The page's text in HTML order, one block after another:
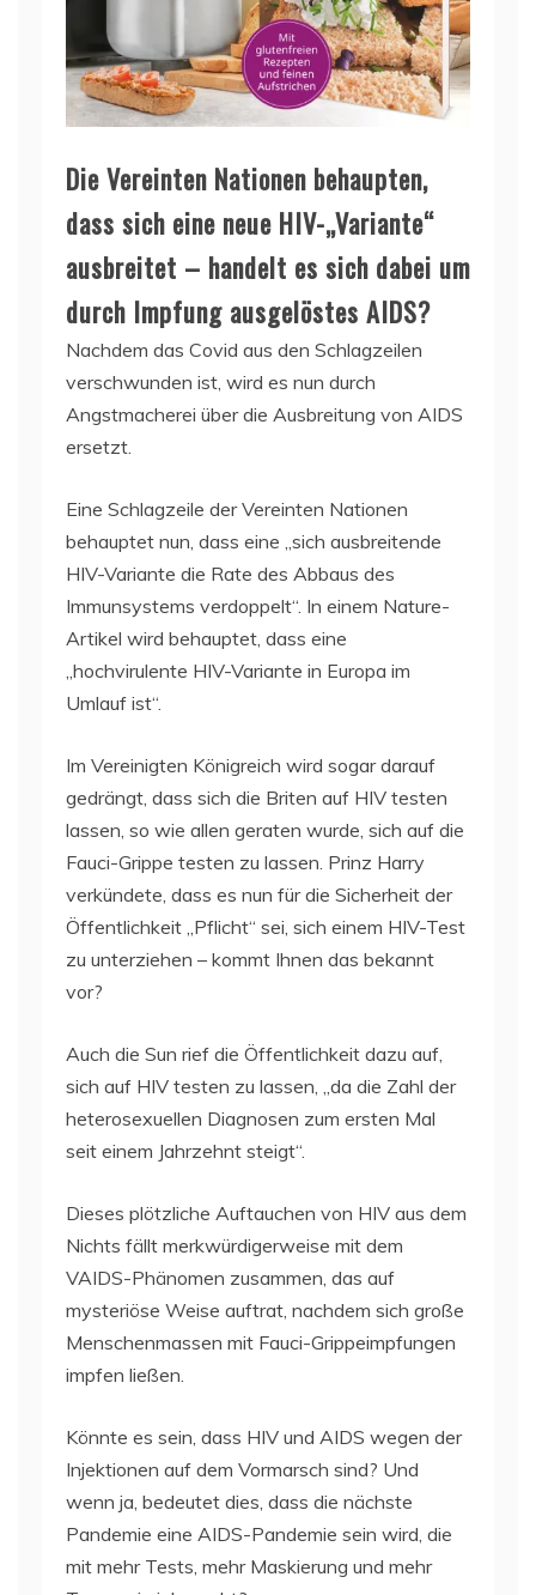
Die Vereinten Nationen behaupten,
dass sich eine neue HIV-„Variante“
ausbreitet – handelt es sich dabei um
durch Impfung ausgelöstes AIDS?
Nachdem das Covid aus den Schlagzeilen
verschwunden ist, wird es nun durch
Angstmacherei über die Ausbreitung von AIDS
ersetzt.
Eine Schlagzeile der Vereinten Nationen
behauptet nun, dass eine „sich ausbreitende
HIV-Variante die Rate des Abbaus des
Immunsystems verdoppelt“. In einem Nature-
Artikel wird behauptet, dass eine
„hochvirulente HIV-Variante in Europa im
Umlauf ist“.
Im Vereinigten Königreich wird sogar darauf
gedrängt, dass sich die Briten auf HIV testen
lassen, so wie allen geraten wurde, sich auf die
Fauci-Grippe testen zu lassen. Prinz Harry
verkündete, dass es nun für die Sicherheit der
Öffentlichkeit „Pflicht“ sei, sich einem HIV-Test
zu unterziehen – kommt Ihnen das bekannt
vor?
Auch die Sun rief die Öffentlichkeit dazu auf,
sich auf HIV testen zu lassen, „da die Zahl der
heterosexuellen Diagnosen zum ersten Mal
seit einem Jahrzehnt steigt“.
Dieses plötzliche Auftauchen von HIV aus dem
Nichts fällt merkwürdigerweise mit dem
VAIDS-Phänomen zusammen, das auf
mysteriöse Weise auftrat, nachdem sich große
Menschenmassen mit Fauci-Grippeimpfungen
impfen ließen.
Könnte es sein, dass HIV und AIDS wegen der
Injektionen auf dem Vormarsch sind? Und
wenn ja, bedeutet dies, dass die nächste
Pandemie eine AIDS-Pandemie sein wird, die
mit mehr Tests, mehr Maskierung und mehr